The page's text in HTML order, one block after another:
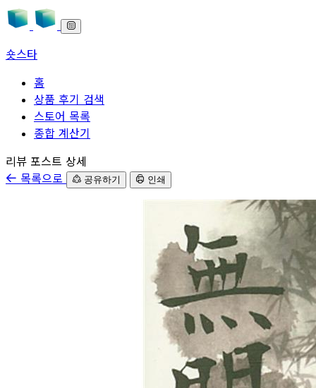
숏스타
홈
상품 후기 검색
스토어 목록
종합 계산기
본문으로 바로가기
리뷰 포스트 상세
목록으로
공유하기 인쇄